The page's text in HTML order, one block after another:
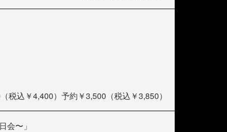
税込￥4,400）予約￥3,500（税込￥3,850）
会〜」